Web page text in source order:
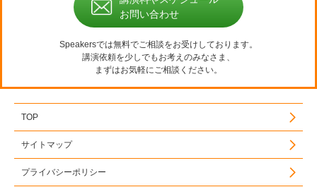
お問い合わせ
Speakersでは無料でご相談をお受けしております。
講演依頼を少しでもお考えのみなさま、
まずはお気軽にご相談ください。
TOP
サイトマップ
プライバシーポリシー